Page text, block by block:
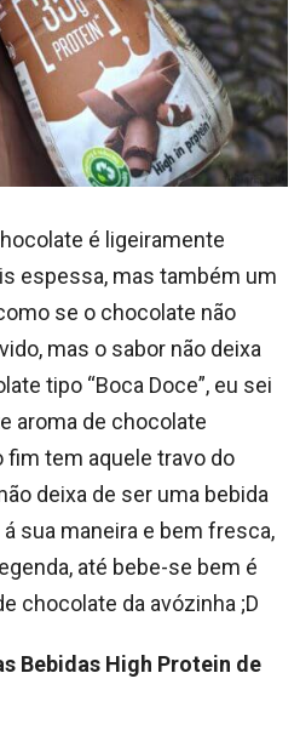
é ligeiramente
espessa, mas também um
se o chocolate não
mas o sabor não deixa
tipo “Boca Doce”, eu sei
aroma de chocolate
fim tem aquele travo do
deixa de ser uma bebida
sua maneira e bem fresca,
até bebe-se bem é
chocolate da avózinha ;D
Bebidas High Protein de